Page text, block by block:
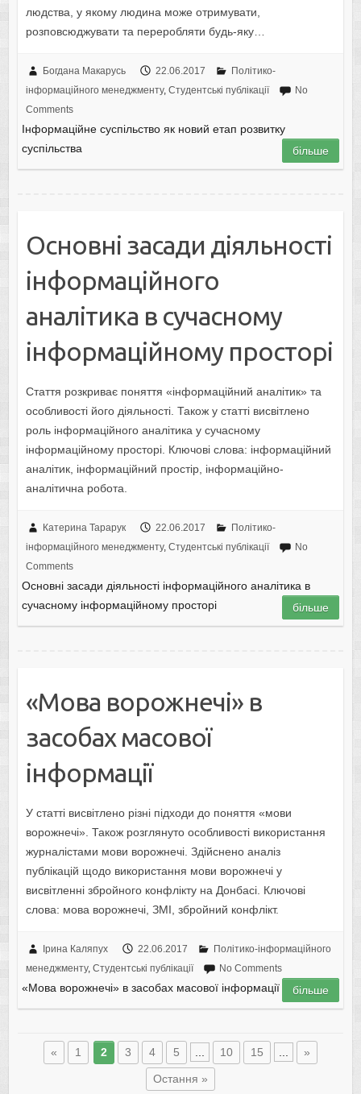
людства, у якому людина може отримувати,
розповсюджувати та переробляти будь-яку…
Богдана Макарусь 22.06.2017
Політико-
інформаційного менеджменту, Студентські публікації
No
Comments
Інформаційне суспільство як новий етап розвитку
суспільства
більше
Основні засади діяльності
інформаційного
аналітика в сучасному
інформаційному просторі
Стаття розкриває поняття «інформаційний аналітик» та
особливості його діяльності. Також у статті висвітлено
роль інформаційного аналітика у сучасному
інформаційному просторі. Ключові слова: інформаційний
аналітик, інформаційний простір, інформаційно-
аналітична робота.
Катерина Тарарук 22.06.2017
Політико-
інформаційного менеджменту, Студентські публікації
No
Comments
Основні засади діяльності інформаційного аналітика в
сучасному інформаційному просторі
більше
«Мова ворожнечі» в
засобах масової
інформації
У статті висвітлено різні підходи до поняття «мови
ворожнечі». Також розглянуто особливості використання
журналістами мови ворожнечі. Здійснено аналіз
публікацій щодо використання мови ворожнечі у
висвітленні збройного конфлікту на Донбасі. Ключові
слова: мова ворожнечі, ЗМІ, збройний конфлікт.
Ірина Каляпух 22.06.2017
Політико-інформаційного
менеджменту, Студентські публікації No Comments
«Мова ворожнечі» в засобах масової інформації більше
« 1 2 3 4 5 10 15 »
Остання »